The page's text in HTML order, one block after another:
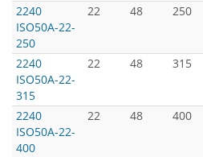
2240
ISO50A-22-
250
22 48 250
2240
ISO50A-22-
315
22 48 315
2240
ISO50A-22-
400
22 48 400